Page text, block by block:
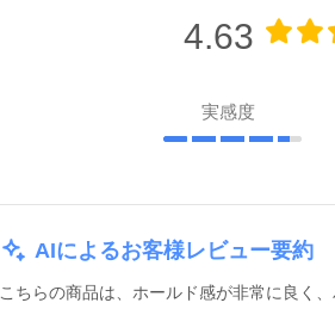
4.63
実感度
AIによるお客様レビュー要約
こちらの商品は、ホールド感が非常に良く